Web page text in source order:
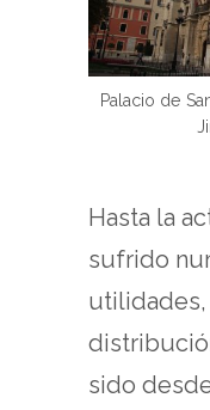
Palacio de
Hasta la
sufrido
sido